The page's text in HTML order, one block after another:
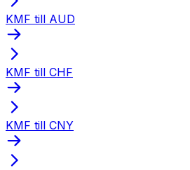
KMF till AUD
KMF till CHF
KMF till CNY